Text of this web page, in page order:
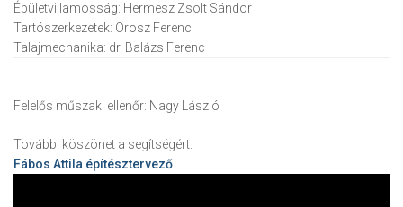
Épületvillamosság: Hermesz Zsolt Sándor
Tartószerkezetek: Orosz Ferenc
Talajmechanika: dr. Balázs Ferenc
Felelős műszaki ellenőr: Nagy László
További köszönet a segítségért:
Fábos Attila építésztervező